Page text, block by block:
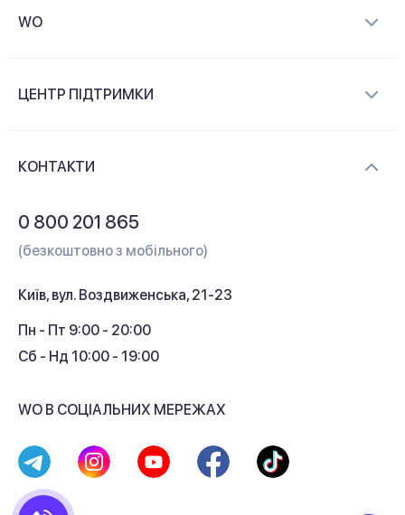
WO
Контакти
ЦЕНТР ПІДТРИМКИ
Кешбек
КОНТАКТИ
0 800 201 865
(безкоштовно з мобільного)
Київ, вул. Воздвиженська, 21-23
Пн - Пт 9:00 - 20:00
Сб - Нд 10:00 - 19:00
WO В СОЦІАЛЬНИХ МЕРЕЖАХ